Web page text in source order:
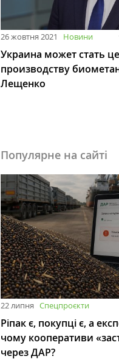
26 жовтня 2021 Новини
Украина может стать
производству
Лещенко
Популярне на сайті
22 липня Спецпроєкти
Ріпак є, покупці є, а
чому кооперативи
через ДАР?